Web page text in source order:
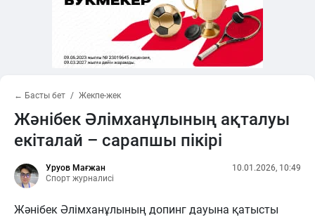
← Басты бет Жекпе-жек
Жәнібек Әлімханұлының ақталуы
екіталай – сарапшы пікірі
Уруов Мағжан
Спорт журналисі
10.01.2026, 10:49
Жәнібек Әлімханұлының допинг дауына қатысты